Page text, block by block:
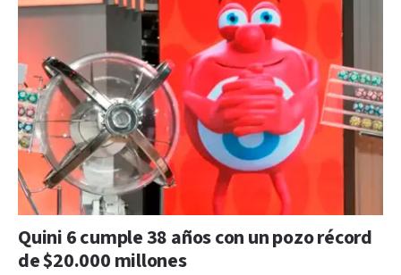
Quini 6 cumple 38 años con un pozo récord
de $20.000 millones